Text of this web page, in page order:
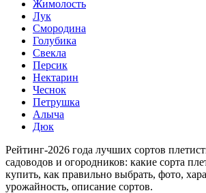
Жимолость
Лук
Смородина
Голубика
Свекла
Персик
Нектарин
Чеснок
Петрушка
Алыча
Дюк
Рейтинг-2026 года лучших сортов
садоводов и огородников: какие сорта
купить, как правильно выбрать, фото,
урожайность, описание сортов.